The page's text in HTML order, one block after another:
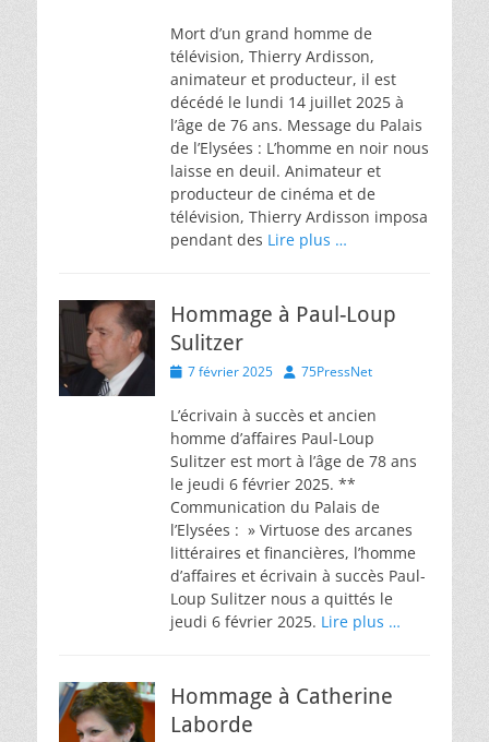
Mort d’un grand homme de
télévision, Thierry Ardisson,
animateur et producteur, il est
décédé le lundi 14 juillet 2025 à
l’âge de 76 ans. Message du Palais
de l’Elysées : L’homme en noir nous
laisse en deuil. Animateur et
producteur de cinéma et de
télévision, Thierry Ardisson imposa
pendant des Lire plus …
Hommage à Paul-Loup
Sulitzer
Posted7 février 2025 Author
75PressNet
L’écrivain à succès et ancien
homme d’affaires Paul-Loup
Sulitzer est mort à l’âge de 78 ans
le jeudi 6 février 2025. **
Communication du Palais de
l’Elysées : » Virtuose des arcanes
littéraires et financières, l’homme
d’affaires et écrivain à succès Paul-
Loup Sulitzer nous a quittés le
jeudi 6 février 2025. Lire plus …
Hommage à Catherine
Laborde